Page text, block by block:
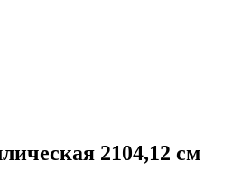
2104,12 см